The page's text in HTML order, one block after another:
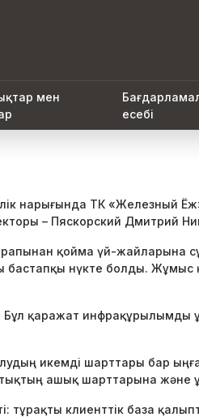
мен
есебі
нарығында ТК «Железный
– Пяскорский Дмитрий
қойма үй-жайларына
бастапқы нүкте болды.
қаражат инфрақұрылымды
икемді шарттары бар
ашық шарттарына және
тұрақты клиенттік база